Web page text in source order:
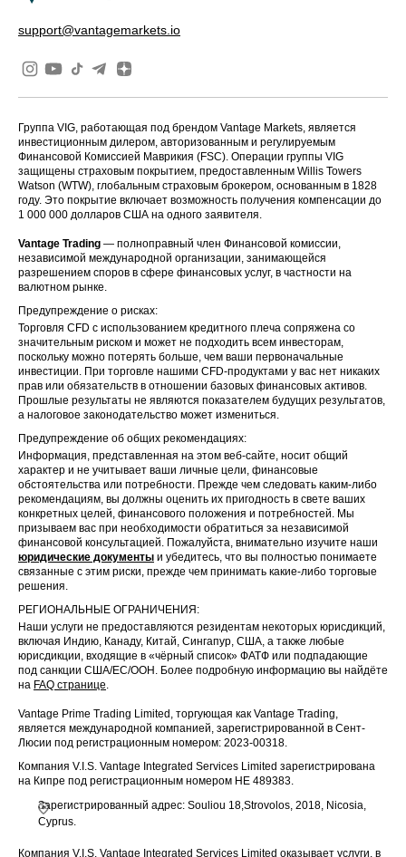
support@vantagemarkets.io
Группа VIG, работающая под брендом Vantage Markets, является
инвестиционным дилером, авторизованным и регулируемым
Финансовой Комиссией Маврикия (FSC). Операции группы VIG
защищены страховым покрытием, предоставленным Willis Towers
Watson (WTW), глобальным страховым брокером, основанным в 1828
году. Это покрытие включает возможность получения компенсации до
1 000 000 долларов США на одного заявителя.
Vantage Trading — полноправный член Финансовой комиссии,
независимой международной организации, занимающейся
разрешением споров в сфере финансовых услуг, в частности на
валютном рынке.
Предупреждение о рисках:
Торговля CFD с использованием кредитного плеча сопряжена со
значительным риском и может не подходить всем инвесторам,
поскольку можно потерять больше, чем ваши первоначальные
инвестиции. При торговле нашими CFD-продуктами у вас нет никаких
прав или обязательств в отношении базовых финансовых активов.
Прошлые результаты не являются показателем будущих результатов,
а налоговое законодательство может измениться.
Предупреждение об общих рекомендациях:
Информация, представленная на этом веб-сайте, носит общий
характер и не учитывает ваши личные цели, финансовые
обстоятельства или потребности. Прежде чем следовать каким-либо
рекомендациям, вы должны оценить их пригодность в свете ваших
конкретных целей, финансового положения и потребностей. Мы
призываем вас при необходимости обратиться за независимой
финансовой консультацией. Пожалуйста, внимательно изучите наши
юридические документы и убедитесь, что вы полностью понимаете
связанные с этим риски, прежде чем принимать какие-либо торговые
решения.
РЕГИОНАЛЬНЫЕ ОГРАНИЧЕНИЯ:
Наши услуги не предоставляются резидентам некоторых юрисдикций,
включая Индию, Канаду, Китай, Сингапур, США, а также любые
юрисдикции, входящие в «чёрный список» ФАТФ или подпадающие
под санкции США/ЕС/ООН. Более подробную информацию вы найдёте
на FAQ странице.
Vantage Prime Trading Limited, торгующая как Vantage Trading,
является международной компанией, зарегистрированной в Сент-
Люсии под регистрационным номером: 2023-00318.
Компания V.I.S. Vantage Integrated Services Limited зарегистрирована
на Кипре под регистрационным номером HE 489383.
Зарегистрированный адрес: Souliou 18,Strovolos, 2018, Nicosia,
Cyprus.
Компания V.I.S. Vantage Integrated Services Limited оказывает услуги, в